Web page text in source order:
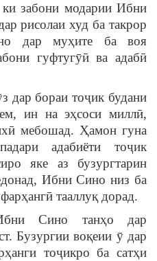
забони модарии Ибни
рисолаи худ ба такрор
дар муҳите ба воя
гуфтугӯӣ ва адабӣ
дар бораи тоҷик будани
ин на эҳсоси миллӣ,
мебошад. Ҳамон гуна
адабиёти тоҷик
яке аз бузургтарин
Ибни Сино низ ба
тааллуқ дорад.
Сино танҳо дар
Бузургии воқеии ӯ дар
тоҷикро ба сатҳи